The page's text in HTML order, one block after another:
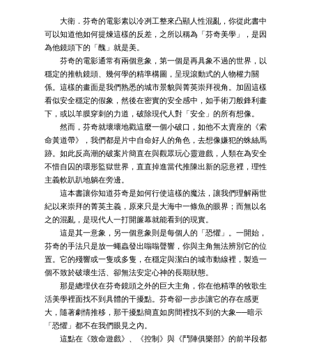
大衛．芬奇的電影素以冷冽工整來凸顯人性混亂，你從此書中
可以知道他如何提煉這樣的反差，之所以稱為「芬奇美學」，是因
為他鏡頭下的「醜」就是美。
芬奇的電影通常有兩個意象，第一個是再具象不過的世界，以
穩定的推軌鏡頭、幾何學的精準構圖，呈現滾動式的人物權力關
係。這樣的畫面是我們熟悉的城市景貌與菁英崇拜視角。加固這樣
看似安全穩定的假象，然後在密實的安全感中，如手術刀般鋒利畫
下，或以羊膜穿刺的力道，破除現代人對「安全」的所有想像。
然而，芬奇就壞壞地戳這麼一個小破口，如他不太賣座的《索
命黃道帶》，我們都是片中自命好人的角色，去想像嫌犯的蛛絲馬
跡。如此反高潮的破案片簡直在與觀眾玩心靈遊戲，人類在為安全
不惜自囚的環形監獄世界，直直掉進當代推陳出新的惡意裡，理性
主義軟趴趴地躺在旁邊。
這本書讓你知道芬奇是如何行使這樣的魔法，讓我們理解兩世
紀以來崇拜的菁英主義，原來只是大海中一條魚的眼界；而無以名
之的混亂，是現代人一打開簾幕就能看到的現實。
這是其一意象，另一個意象則是每個人的「恐懼」。一開始，
芬奇的手法只是放一蠅蟲發出嗡嗡聲響，你與主角無法辨別它的位
置。它的殘響或一隻或多隻，在穩定與潔白的城市動線裡，製造一
個不致於破壞生活、卻無法安定心神的長期狀態。
那是總埋伏在芬奇鏡頭之外的巨大主角，你在他精準的牧歌生
活美學裡面找不到具體的干擾點。芬奇卻一步步讓它的存在感更
大，隨著劇情推移，那干擾點簡直如房間裡找不到的大象──暗示
「恐懼」都不在我們眼見之內。
這點在《致命遊戲》、《控制》與《鬥陣俱樂部》的前半段都